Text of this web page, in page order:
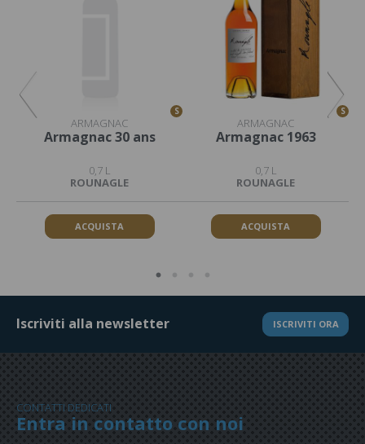
S
ARMAGNAC
Armagnac 30 ans
0,7 L
ROUNAGLE
ACQUISTA
S
ARMAGNAC
Armagnac 1963
0,7 L
ROUNAGLE
ACQUISTA
Iscriviti alla newsletter ISCRIVITI ORA
CONTATTI DEDICATI
Entra in contatto con noi